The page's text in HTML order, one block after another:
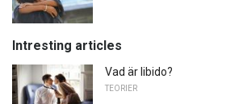
Intresting articles
Vad är libido?
TEORIER